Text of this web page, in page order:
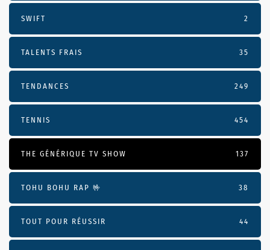
SWIFT 2
TALENTS FRAIS 35
TENDANCES 249
TENNIS 454
THE GÉNÉRIQUE TV SHOW 137
TOHU BOHU RAP 🤟 38
TOUT POUR RÉUSSIR 44